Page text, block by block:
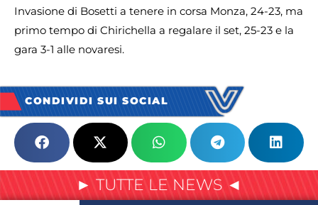
Invasione di Bosetti a tenere in corsa Monza, 24-23, ma
primo tempo di Chirichella a regalare il set, 25-23 e la
gara 3-1 alle novaresi.
CONDIVIDI SUI SOCIAL
► TUTTE LE NEWS ◄